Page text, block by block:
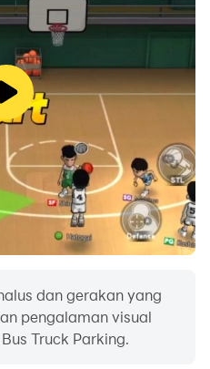
Truk Nyata
bersenang-senang!
dan gerakan yang
pengalaman visual
Truck Parking.